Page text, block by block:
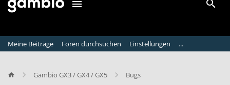
Meine Beiträge Foren durchsuchen Einstellungen ...
Gambio GX3 / GX4 / GX5 Bugs